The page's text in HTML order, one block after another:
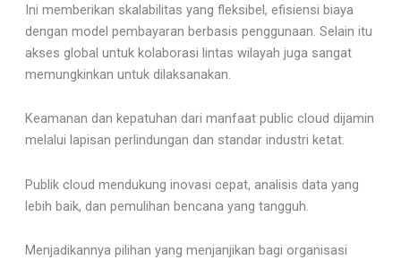
Ini memberikan skalabilitas yang fleksibel, efisiensi biaya
dengan model pembayaran berbasis penggunaan. Selain itu
akses global untuk kolaborasi lintas wilayah juga sangat
memungkinkan untuk dilaksanakan.
Keamanan dan kepatuhan dari manfaat public cloud dijamin
melalui lapisan perlindungan dan standar industri ketat.
Publik cloud mendukung inovasi cepat, analisis data yang
lebih baik, dan pemulihan bencana yang tangguh.
Menjadikannya pilihan yang menjanjikan bagi organisasi